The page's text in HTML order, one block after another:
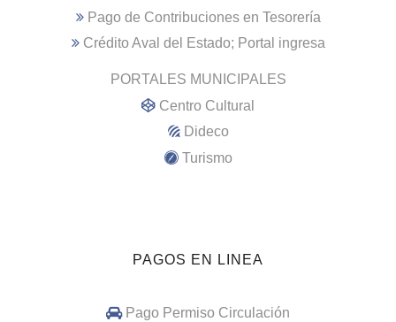
Pago de Contribuciones en Tesorería
Crédito Aval del Estado; Portal ingresa
PORTALES MUNICIPALES
Centro Cultural
Dideco
Turismo
PAGOS EN LINEA
Pago Permiso Circulación